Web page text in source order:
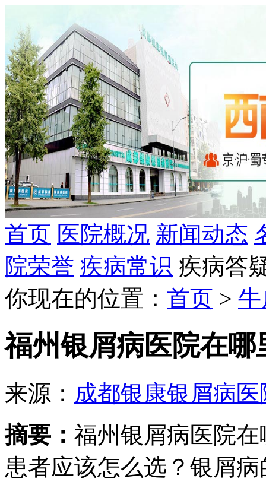
首页 医院概况 新闻动态
院荣誉 疾病常识 疾病答
你现在的位置： 首页 >
福州银屑病医院在哪
来源： 成都银康银屑病医
摘要： 福州银屑病医院
患者应该怎么选？银屑